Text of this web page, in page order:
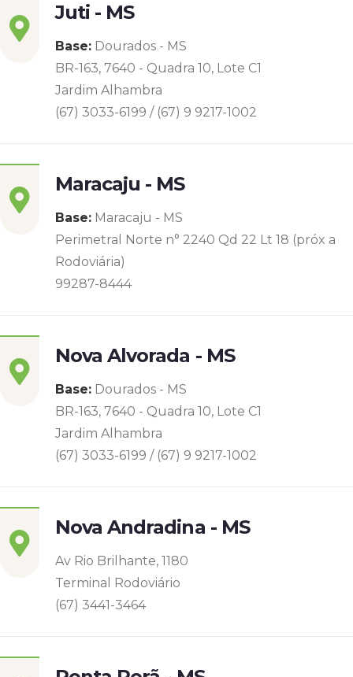
Juti - MS
Base: Dourados - MS
BR-163, 7640 - Quadra 10, Lote C1
Jardim Alhambra
(67) 3033-6199 / (67) 9 9217-1002
Maracaju - MS
Base: Maracaju - MS
Perimetral Norte n° 2240 Qd 22 Lt 18 (próx a
Rodoviária)
99287-8444
Nova Alvorada - MS
Base: Dourados - MS
BR-163, 7640 - Quadra 10, Lote C1
Jardim Alhambra
(67) 3033-6199 / (67) 9 9217-1002
Nova Andradina - MS
Av Rio Brilhante, 1180
Terminal Rodoviário
(67) 3441-3464